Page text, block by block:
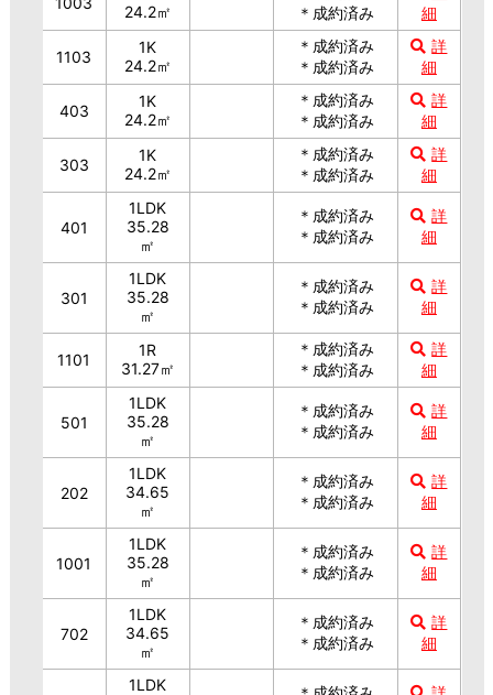
24.2㎡
＊成約済み
細
1103
1K
24.2㎡
＊成約済み
＊成約済み
詳
細
403
1K
24.2㎡
＊成約済み
＊成約済み
詳
細
303
1K
24.2㎡
＊成約済み
＊成約済み
詳
細
401
1LDK
35.28
㎡
＊成約済み
＊成約済み
詳
細
301
1LDK
35.28
㎡
＊成約済み
＊成約済み
詳
細
1101
1R
31.27㎡
＊成約済み
＊成約済み
詳
細
501
1LDK
35.28
㎡
＊成約済み
＊成約済み
詳
細
202
1LDK
34.65
㎡
＊成約済み
＊成約済み
詳
細
1001
1LDK
35.28
㎡
＊成約済み
＊成約済み
詳
細
702
1LDK
34.65
㎡
＊成約済み
＊成約済み
詳
細
1LDK